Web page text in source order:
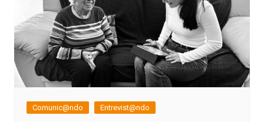
Comunic@ndo Entrevist@ndo